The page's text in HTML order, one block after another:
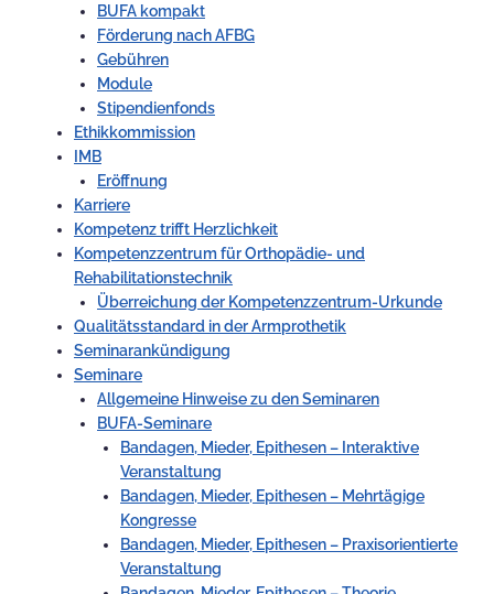
BUFA kompakt
Förderung nach AFBG
Gebühren
Module
Stipendienfonds
Ethikkommission
IMB
Eröffnung
Karriere
Kompetenz trifft Herzlichkeit
Kompetenzzentrum für Orthopädie- und
Rehabilitationstechnik
Überreichung der Kompetenzzentrum-Urkunde
Qualitätsstandard in der Armprothetik
Seminarankündigung
Seminare
Allgemeine Hinweise zu den Seminaren
BUFA-Seminare
Bandagen, Mieder, Epithesen – Interaktive
Veranstaltung
Bandagen, Mieder, Epithesen – Mehrtägige
Kongresse
Bandagen, Mieder, Epithesen – Praxisorientierte
Veranstaltung